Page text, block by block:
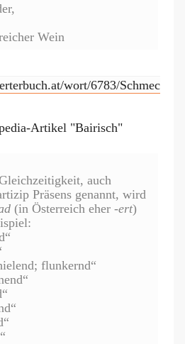
Wein
wort/6783/Schmec
Artikel "Bairisch"
auch
Präsens genannt, wird
(in Österreich eher -ert)
flunkernd“